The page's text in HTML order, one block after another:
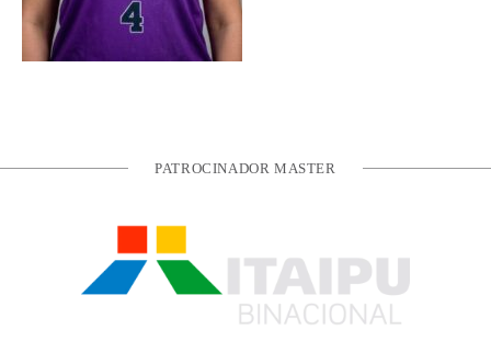
PATROCINADOR MASTER